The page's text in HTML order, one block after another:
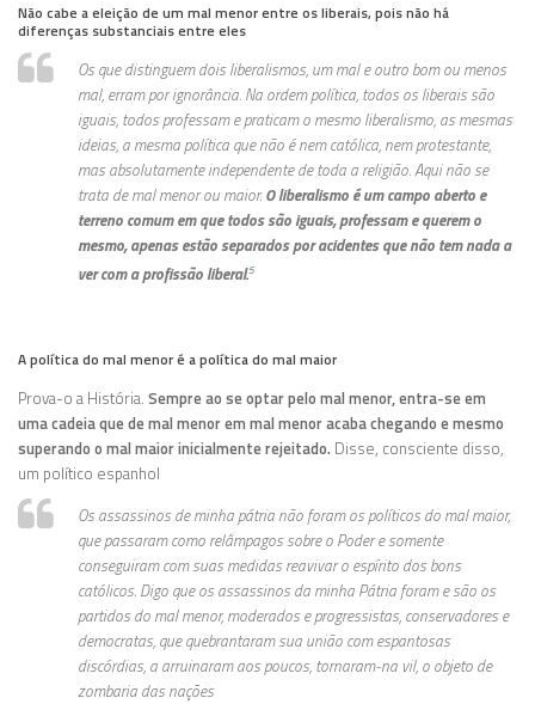
Não cabe a eleição de um mal menor entre os liberais, pois não há
diferenças substanciais entre eles
Os que distinguem dois liberalismos, um mal e outro bom ou menos
mal, erram por ignorância. Na ordem política, todos os liberais são
iguais, todos professam e praticam o mesmo liberalismo, as mesmas
ideias, a mesma política que não é nem católica, nem protestante,
mas absolutamente independente de toda a religião. Aqui não se
trata de mal menor ou maior.O liberalismo é um campo aberto e
terreno comum em que todos são iguais, professam e querem o
mesmo, apenas estão separados por acidentes que não tem nada a
ver com a profissão liberal.5
A política do mal menor é a política do mal maior
Prova-o a História. Sempre ao se optar pelo mal menor, entra-se em
uma cadeia que de mal menor em mal menor acaba chegando e mesmo
superando o mal maior inicialmente rejeitado. Disse, consciente disso,
um político espanhol
Os assassinos de minha pátria não foram os políticos do mal maior,
que passaram como relâmpagos sobre o Poder e somente
conseguiram com suas medidas reavivar o espírito dos bons
católicos. Digo que os assassinos da minha Pátria foram e são os
partidos do mal menor, moderados e progressistas, conservadores e
democratas, que quebrantaram sua união com espantosas
discórdias, a arruinaram aos poucos, tornaram-na vil, o objeto de
zombaria das nações